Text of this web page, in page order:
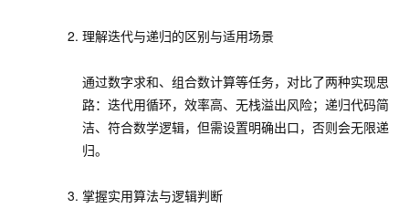
理解迭代与递归的区别与适用场景
通过数字求和、组合数计算等任务，对比了两种实现思
路：迭代用循环，效率高、无栈溢出风险；递归代码简
洁、符合数学逻辑，但需设置明确出口，否则会无限递
归。
掌握实用算法与逻辑判断